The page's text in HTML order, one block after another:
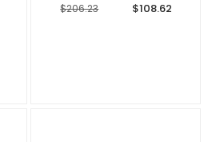
$108.62
$206.23